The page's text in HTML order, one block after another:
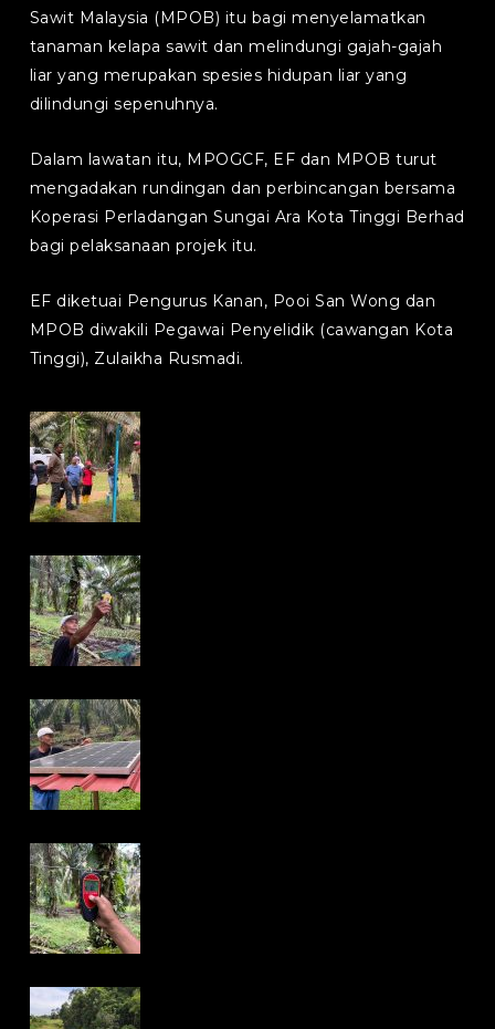
Sawit Malaysia (MPOB) itu bagi menyelamatkan
tanaman kelapa sawit dan melindungi gajah-gajah
liar yang merupakan spesies hidupan liar yang
dilindungi sepenuhnya.
Dalam lawatan itu, MPOGCF, EF dan MPOB turut
mengadakan rundingan dan perbincangan bersama
Koperasi Perladangan Sungai Ara Kota Tinggi Berhad
bagi pelaksanaan projek itu.
EF diketuai Pengurus Kanan, Pooi San Wong dan
MPOB diwakili Pegawai Penyelidik (cawangan Kota
Tinggi), Zulaikha Rusmadi.